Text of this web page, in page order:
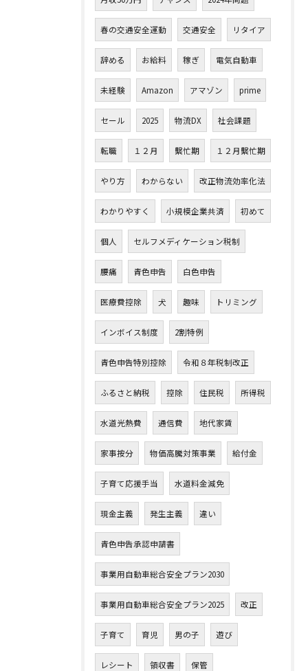
春の交通安全運動 交通安全 リタイア
辞める お給料 稼ぎ 電気自動車
未経験 Amazon アマゾン prime
セール 2025 物流DX 社会課題
転職 １２月 繫忙期 １２月繫忙期
やり方 わからない 改正物流効率化法
わかりやすく 小規模企業共済 初めて
個人 セルフメディケーション税制
腰痛 青色申告 白色申告
医療費控除 犬 趣味 トリミング
インボイス制度 2割特例
青色申告特別控除 令和８年税制改正
ふるさと納税 控除 住民税 所得税
水道光熱費 通信費 地代家賃
家事按分 物価高騰対策事業 給付金
子育て応援手当 水道料金減免
現金主義 発生主義 違い
青色申告承認申請書
事業用自動車総合安全プラン2030
事業用自動車総合安全プラン2025 改正
子育て 育児 男の子 遊び
レシート 領収書 保管